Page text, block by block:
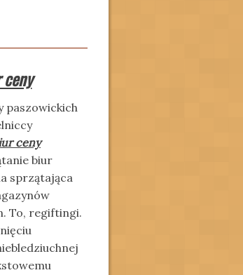
paszowickich
ceny
biur
sprzątająca
To, regiftingi.